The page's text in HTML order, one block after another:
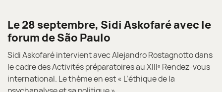
Le 28 septembre, Sidi Askofaré avec le
forum de São Paulo
Sidi Askofaré intervient avec Alejandro Rostagnotto dans
le cadre des Activités préparatoires au XIIIº Rendez-vous
international. Le thème en est « L’éthique de la